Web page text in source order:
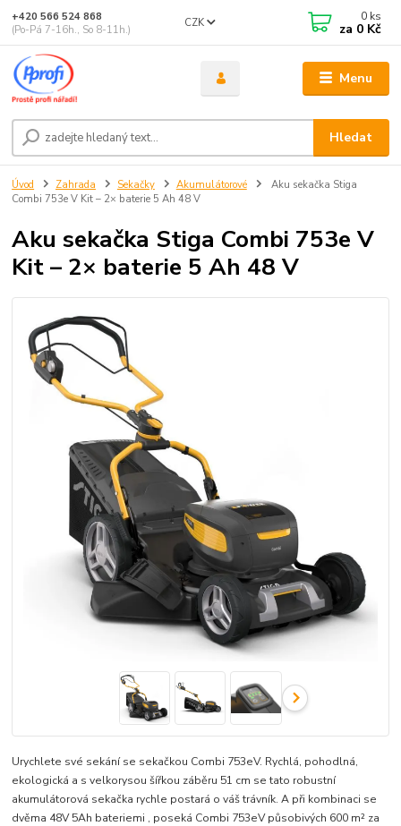
Menu
CZK
Hledat
+420 566 524 868
(Po-Pá 7-16h., So 8-11h.)
0 ks
za 0 Kč
Úvod Zahrada Sekačky Akumulátorové
Aku sekačka Stiga
Combi 753e V Kit – 2× baterie 5 Ah 48 V
Aku sekačka Stiga Combi 753e V
Kit – 2× baterie 5 Ah 48 V
Urychlete své sekání se sekačkou Combi 753eV. Rychlá, pohodlná,
ekologická a s velkorysou šířkou záběru 51 cm se tato robustní
akumulátorová sekačka rychle postará o váš trávník. A při kombinaci se
dvěma 48V 5Ah bateriemi , poseká Combi 753eV působivých 600 m² za